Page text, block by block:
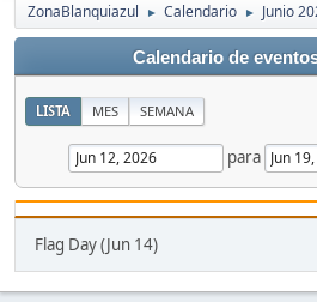
ZonaBlanquiazul ► Calendario ► Junio
Calendario de
LISTA MES SEMANA
para
Flag Day (Jun 14)